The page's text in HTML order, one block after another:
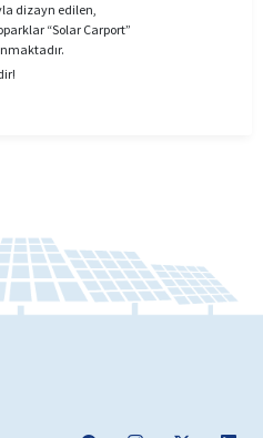
dizayn edilen,
“Solar Carport”